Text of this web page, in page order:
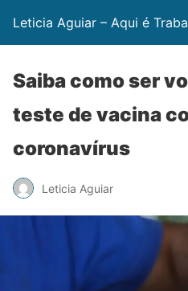
Leticia Aguiar – Aqui é
Saiba como ser
teste de vacina
coronavírus
Leticia Aguiar